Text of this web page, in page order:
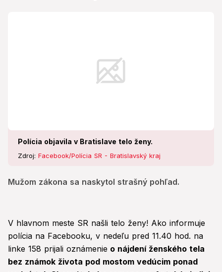
Polícia objavila v Bratislave telo ženy.
Zdroj: Facebook/Polícia SR - Bratislavský kraj
Mužom zákona sa naskytol strašný pohľad.
V hlavnom meste SR našli telo ženy! Ako informuje
polícia na Facebooku, v nedeľu pred 11.40 hod. na
linke 158 prijali oznámenie o nájdení ženského tela
bez známok života pod mostom vedúcim ponad